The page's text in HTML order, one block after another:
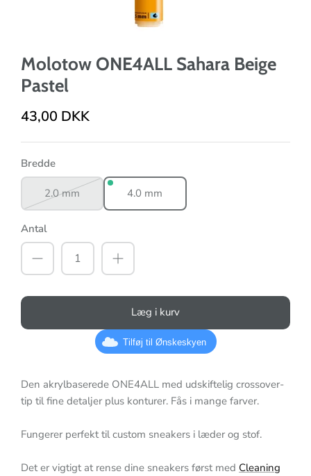
Molotow ONE4ALL Sahara Beige
Pastel
43,00 DKK
Bredde
2.0 mm 4.0 mm
Antal
Læg i kurv
Tilføj til Ønskeskyen
Den akrylbaserede ONE4ALL med udskiftelig crossover-
tip til fine detaljer plus konturer. Fås i mange farver.
Fungerer perfekt til custom sneakers i læder og stof.
Det er vigtigt at rense dine sneakers først med Cleaning